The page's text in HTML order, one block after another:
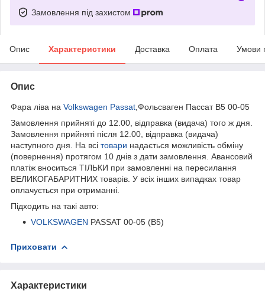
Замовлення під захистом
Опис Характеристики Доставка Оплата Умови
Опис
Фара ліва на Volkswagen Passat ,Фольсваген Пассат B5 00-05
Замовлення прийняті до 12.00, відправка (видача) того ж дня.
Замовлення прийняті після 12.00, відправка (видача)
наступного дня. На всі товари надається можливість обміну
(повернення) протягом 10 днів з дати замовлення. Авансовий
платіж вноситься ТІЛЬКИ при замовленні на пересилання
ВЕЛИКОГАБАРИТНИХ товарів. У всіх інших випадках товар
оплачується при отриманні.
Підходить на такі авто:
VOLKSWAGEN PASSAT 00-05 (B5)
Приховати
Характеристики